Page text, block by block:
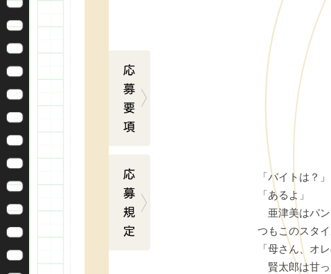
「バイトは？」
「あるよ」
亜津美はパン
つもこのスタイ
「母さん、オ
賢太郎は甘っ